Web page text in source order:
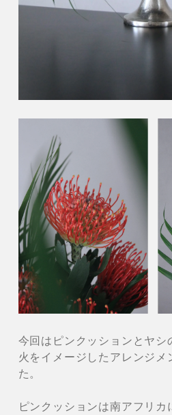
今回はピンクッションとヤ
火をイメージしたアレンジメ
た。
ピンクッションは南アフリ